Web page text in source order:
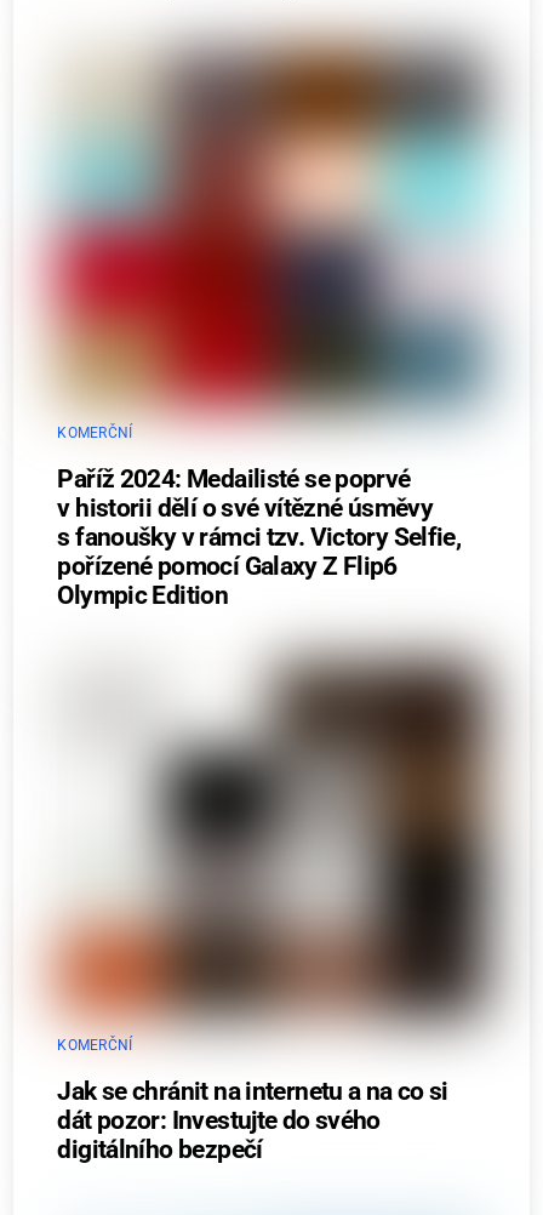
KOMERČNÍ
Paříž 2024: Medailisté se poprvé
v historii dělí o své vítězné úsměvy
s fanoušky v rámci tzv. Victory Selfie,
pořízené pomocí Galaxy Z Flip6
Olympic Edition
KOMERČNÍ
Jak se chránit na internetu a na co si
dát pozor: Investujte do svého
digitálního bezpečí